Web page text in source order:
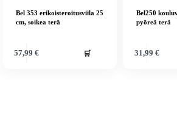
Bel 353 erikoisteroitusviila 25
cm, soikea terä
57,99 € 🛒
Bel250
pyöreä terä
31,99 €